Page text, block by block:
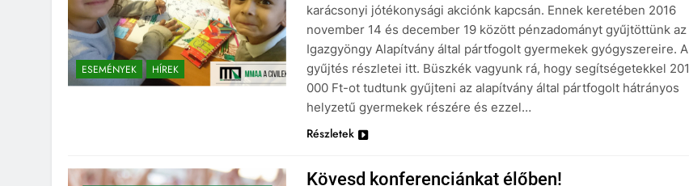
ESEMÉNYEK HÍREK
karácsonyi jótékonysági akciónk kapcsán. Ennek keretében 2016
november 14 és december 19 között pénzadományt gyűjtöttünk az
Igazgyöngy Alapítvány által pártfogolt gyermekek gyógyszereire. A
gyűjtés részletei itt. Büszkék vagyunk rá, hogy segítségetekkel 201
000 Ft-ot tudtunk gyűjteni az alapítvány által pártfogolt hátrányos
helyzetű gyermekek részére és ezzel…
Részletek
Kövesd konferenciánkat élőben!